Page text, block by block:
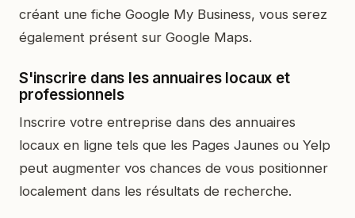
créant une fiche Google My Business, vous serez
également présent sur Google Maps.
S'inscrire dans les annuaires locaux et
professionnels
Inscrire votre entreprise dans des annuaires
locaux en ligne tels que les Pages Jaunes ou Yelp
peut augmenter vos chances de vous positionner
localement dans les résultats de recherche.